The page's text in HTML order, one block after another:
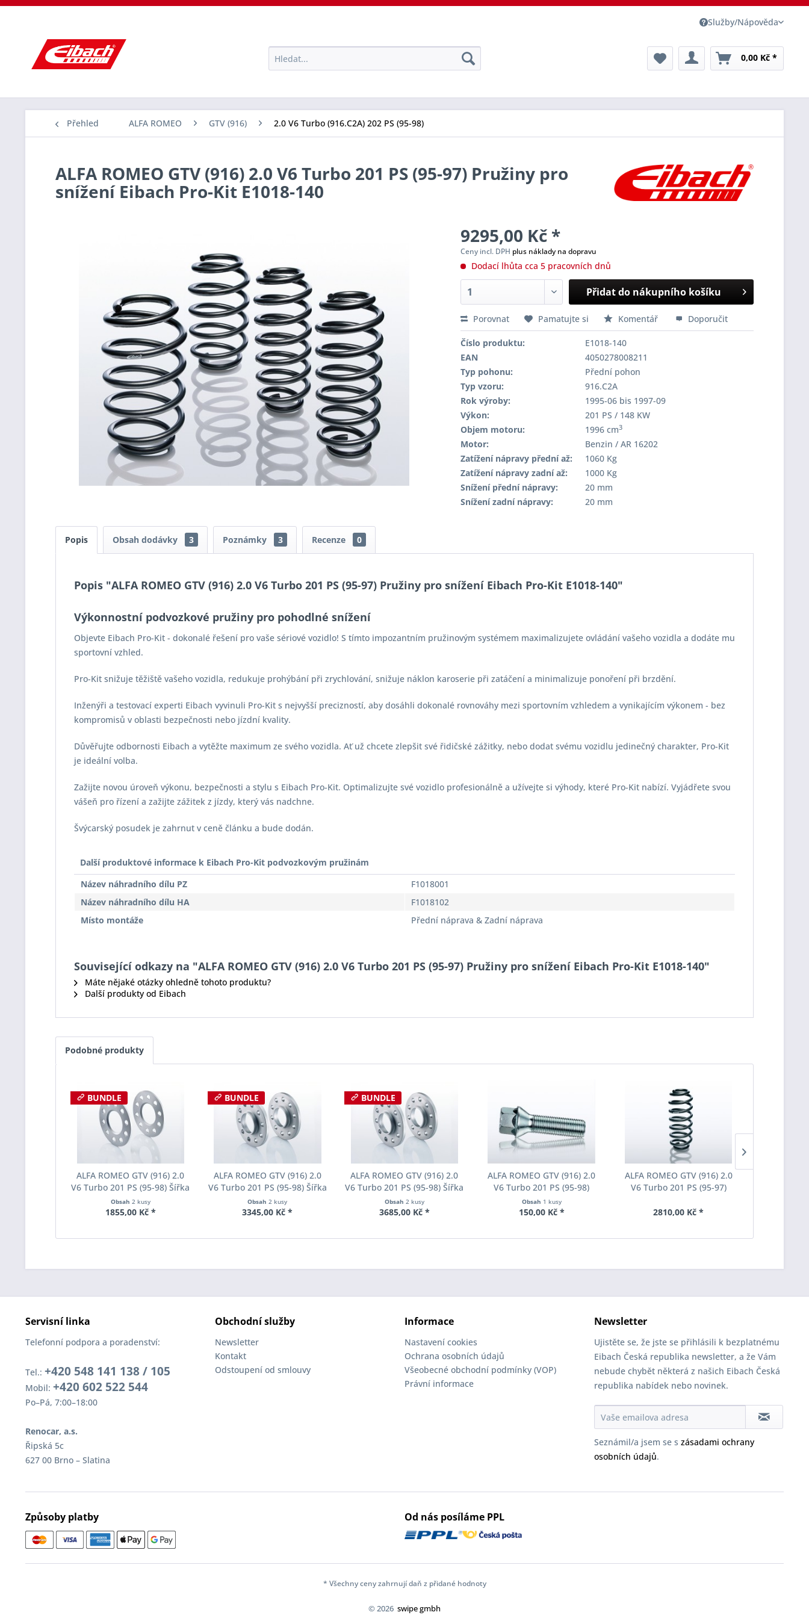
Služby/Nápověda
0,00 Kč *
Přehled ALFA ROMEO GTV (916) 2.0 V6 Turbo (916.C2A) 202 PS (95-98)
ALFA ROMEO GTV (916) 2.0 V6 Turbo 201 PS (95-97) Pružiny pro
snížení Eibach Pro-Kit E1018-140
9295,00 Kč *
Ceny incl. DPH plus náklady na dopravu
Dodací lhůta cca 5 pracovních dnů
Přidat do nákupního košíku
Porovnat Pamatujte si Komentář Doporučit
Číslo produktu:
E1018-140
EAN
4050278008211
Typ pohonu:
Přední pohon
Typ vzoru:
916.C2A
Rok výroby:
1995-06 bis 1997-09
Výkon:
201 PS / 148 KW
Objem motoru:
1996 cm3
Motor:
Benzin / AR 16202
Zatížení nápravy přední až:
1060 Kg
Zatížení nápravy zadní až:
1000 Kg
Snížení přední nápravy:
20 mm
Snížení zadní nápravy:
20 mm
Popis Obsah dodávky 3 Poznámky 3 Recenze 0
Popis "ALFA ROMEO GTV (916) 2.0 V6 Turbo 201 PS (95-97) Pružiny pro snížení Eibach Pro-Kit E1018-140"
Výkonnostní podvozkové pružiny pro pohodlné snížení
Objevte Eibach Pro-Kit - dokonalé řešení pro vaše sériové vozidlo! S tímto impozantním pružinovým systémem maximalizujete ovládání vašeho vozidla a dodáte mu
sportovní vzhled.
Pro-Kit snižuje těžiště vašeho vozidla, redukuje prohýbání při zrychlování, snižuje náklon karoserie při zatáčení a minimalizuje ponoření při brzdění.
Inženýři a testovací experti Eibach vyvinuli Pro-Kit s nejvyšší precizností, aby dosáhli dokonalé rovnováhy mezi sportovním vzhledem a vynikajícím výkonem - bez
kompromisů v oblasti bezpečnosti nebo jízdní kvality.
Důvěřujte odbornosti Eibach a vytěžte maximum ze svého vozidla. Ať už chcete zlepšit své řidičské zážitky, nebo dodat svému vozidlu jedinečný charakter, Pro-Kit
je ideální volba.
Zažijte novou úroveň výkonu, bezpečnosti a stylu s Eibach Pro-Kit. Optimalizujte své vozidlo profesionálně a užívejte si výhody, které Pro-Kit nabízí. Vyjádřete svou
vášeň pro řízení a zažijte zážitek z jízdy, který vás nadchne.
Švýcarský posudek je zahrnut v ceně článku a bude dodán.
Další produktové informace k Eibach Pro-Kit podvozkovým pružinám
Název náhradního dílu PZ
F1018001
Název náhradního dílu HA
F1018102
Místo montáže
Přední náprava & Zadní náprava
Související odkazy na "ALFA ROMEO GTV (916) 2.0 V6 Turbo 201 PS (95-97) Pružiny pro snížení Eibach Pro-Kit E1018-140"
Máte nějaké otázky ohledně tohoto produktu?
Další produkty od Eibach
Podobné produkty
BUNDLE
ALFA ROMEO GTV (916) 2.0
V6 Turbo 201 PS (95-98) Šířka
rozchodu Eibach Pro-Spacer
S90-1-05-015 System1
Obsah 2 kusy
1855,00 Kč *
BUNDLE
ALFA ROMEO GTV (916) 2.0
V6 Turbo 201 PS (95-98) Šířka
rozchodu Eibach Pro-Spacer
S90-2-10-003 System2
Obsah2 kusy
3345,00 Kč *
BUNDLE
ALFA ROMEO GTV (916) 2.0
V6 Turbo 201 PS (95-98) Šířka
rozchodu Eibach Pro-Spacer
S90-2-15-003 System2
Obsah 2 kusy
3685,00 Kč *
ALFA ROMEO GTV (916) 2.0
V6 Turbo 201 PS (95-98)
Kolařská šroub Eibach S1-1-
12-25-34-19 M12x1,25x34
rozměr
Obsah 1 kusy
150,00 Kč *
ALFA ROMEO GTV (916) 2.0
V6 Turbo 201 PS (95-97)
F1018001
2810,00 Kč *
Servisní linka
Telefonní podpora a poradenství:
Tel.: +420 548 141 138 / 105
Mobil: +420 602 522 544
Po–Pá, 7:00–18:00
Renocar, a.s.
Řipská 5c
627 00 Brno – Slatina
Obchodní služby
Newsletter
Kontakt
Odstoupení od smlouvy
Informace
Nastavení cookies
Ochrana osobních údajů
Všeobecné obchodní podmínky (VOP)
Právní informace
Newsletter
Ujistěte se, že jste se přihlásili k bezplatnému
Eibach Česká republika newsletter, a že Vám
nebude chybět některá z našich Eibach Česká
republika nabídek nebo novinek.
Seznámil/a jsem se s zásadami ochrany
osobních údajů.
Způsoby platby Od nás posíláme PPL
* Všechny ceny zahrnují daň z přidané hodnoty
© 2026 swipe gmbh